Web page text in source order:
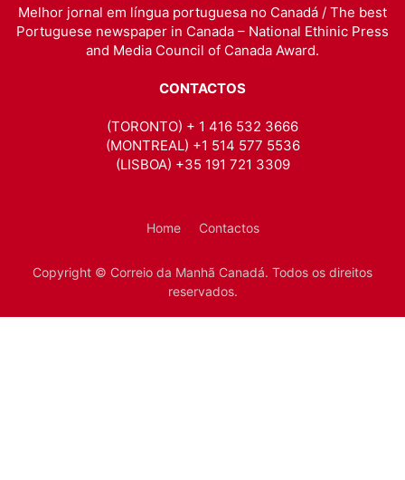
Melhor jornal em língua portuguesa no Canadá / The best
Portuguese newspaper in Canada – National Ethinic Press
and Media Council of Canada Award.
CONTACTOS
(TORONTO) + 1 416 532 3666
(MONTREAL) +1 514 577 5536
(LISBOA) +35 191 721 3309
Home Contactos
Copyright © Correio da Manhã Canadá. Todos os direitos
reservados.